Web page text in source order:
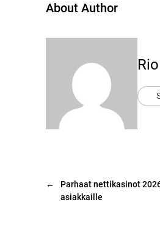
About Author
Rio
←
Parhaat nettikasinot
asiakkaille